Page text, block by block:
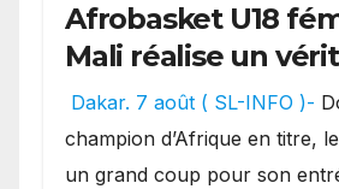
Afrobasket U18
Mali réalise un
festival offensif et
une lourde défaite
Bénin.
Dakar. 7 août ( SL-INFO )-
champion d’Afrique en titre,
un grand coup pour son